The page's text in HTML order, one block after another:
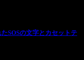
SOSの文字とカセットテ